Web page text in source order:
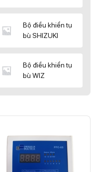
Bộ điều khiển tụ
bù SHIZUKI
Bộ điều khiển tụ
bù WIZ